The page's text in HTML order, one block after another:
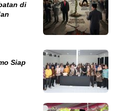
di
Siap